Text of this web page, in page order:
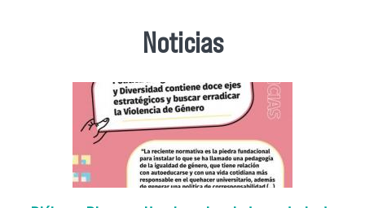
Noticias